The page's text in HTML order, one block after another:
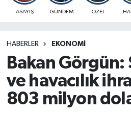
ASAYİŞ GÜNDEM ÖZEL
HABERLER EKONOMİ
Bakan Görgün:
ve havacılık
803 milyon
Haber Arşivi